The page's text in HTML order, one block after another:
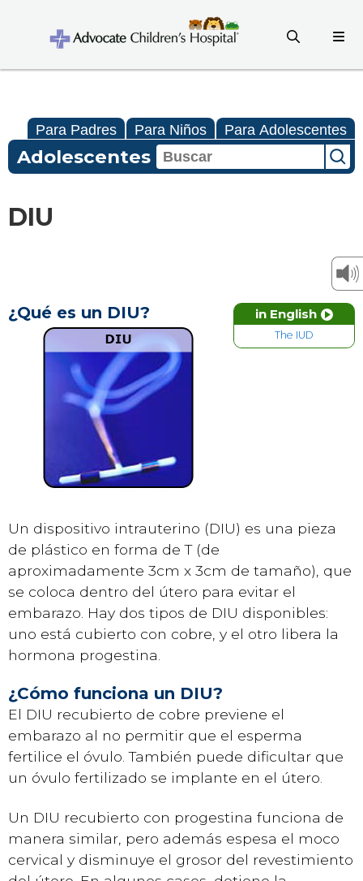
Para Padres Para Niños Para Adolescentes
Adolescentes
DIU
in English
The IUD
¿Qué es un DIU?
Un dispositivo intrauterino (DIU) es una pieza
de plástico en forma de T (de
aproximadamente 3cm x 3cm de tamaño), que
se coloca dentro del útero para evitar el
embarazo. Hay dos tipos de DIU disponibles:
uno está cubierto con cobre, y el otro libera la
hormona progestina.
¿Cómo funciona un DIU?
El DIU recubierto de cobre previene el
embarazo al no permitir que el esperma
fertilice el óvulo. También puede dificultar que
un óvulo fertilizado se implante en el útero.
Un DIU recubierto con progestina funciona de
manera similar, pero además espesa el moco
cervical y disminuye el grosor del revestimiento